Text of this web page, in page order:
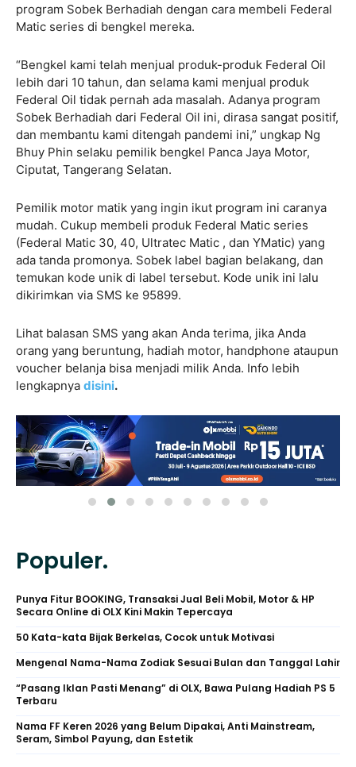
program Sobek Berhadiah dengan cara membeli Federal
Matic series di bengkel mereka.
“Bengkel kami telah menjual produk-produk Federal Oil
lebih dari 10 tahun, dan selama kami menjual produk
Federal Oil tidak pernah ada masalah. Adanya program
Sobek Berhadiah dari Federal Oil ini, dirasa sangat positif,
dan membantu kami ditengah pandemi ini,” ungkap Ng
Bhuy Phin selaku pemilik bengkel Panca Jaya Motor,
Ciputat, Tangerang Selatan.
Pemilik motor matik yang ingin ikut program ini caranya
mudah. Cukup membeli produk Federal Matic series
(Federal Matic 30, 40, Ultratec Matic , dan YMatic) yang
ada tanda promonya. Sobek label bagian belakang, dan
temukan kode unik di label tersebut. Kode unik ini lalu
dikirimkan via SMS ke 95899.
Lihat balasan SMS yang akan Anda terima, jika Anda
orang yang beruntung, hadiah motor, handphone ataupun
voucher belanja bisa menjadi milik Anda. Info lebih
lengkapnya disini.
Populer.
Punya Fitur BOOKING, Transaksi Jual Beli Mobil, Motor & HP
Secara Online di OLX Kini Makin Tepercaya
50 Kata-kata Bijak Berkelas, Cocok untuk Motivasi
Mengenal Nama-Nama Zodiak Sesuai Bulan dan Tanggal Lahir
“Pasang Iklan Pasti Menang” di OLX, Bawa Pulang Hadiah PS 5
Terbaru
Nama FF Keren 2026 yang Belum Dipakai, Anti Mainstream,
Seram, Simbol Payung, dan Estetik